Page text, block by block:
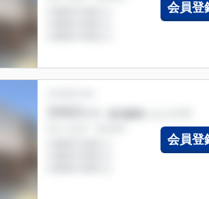
会員登
会員登